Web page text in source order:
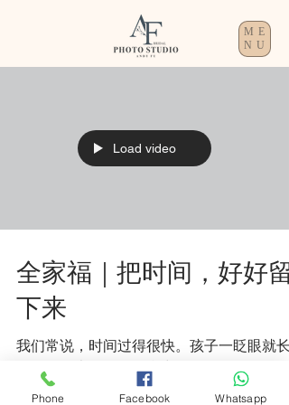
ME
NU
Load video
全家福｜把时间，好好留
下来
我们常说，时间过得很快。孩子一眨眼就长
了，爸妈也在不知不觉中，多了几道笑纹。
有些瞬间，当下看似平凡，却会在多年以后
Phone Facebook Whatsapp